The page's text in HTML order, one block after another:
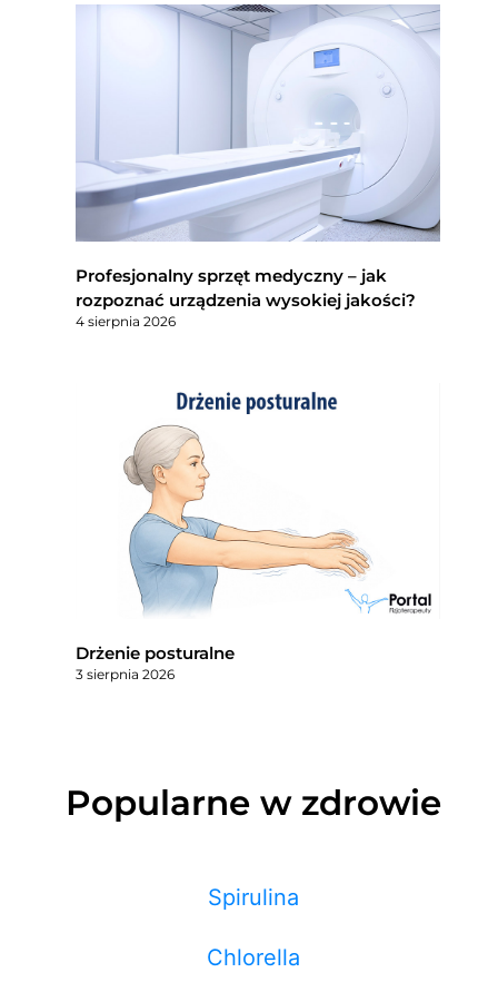
Profesjonalny sprzęt medyczny – jak
rozpoznać urządzenia wysokiej jakości?
4 sierpnia 2026
Drżenie posturalne
3 sierpnia 2026
Popularne w zdrowie
Spirulina
Chlorella